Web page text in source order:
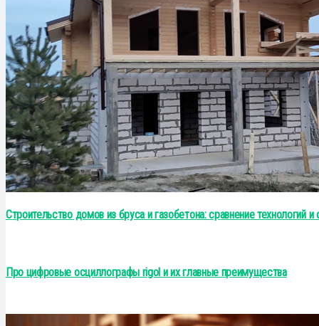
Строительство домов из бруса и газобетона: сравнение технологий и
Про цифровые осциллографы rigol и их главные преимущества